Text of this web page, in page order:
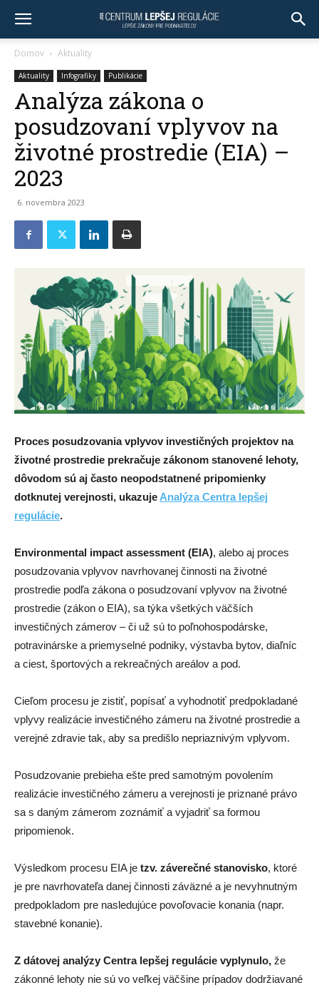
Domov Aktuality
Aktuality Infografiky Publikácie
Analýza zákona o
posudzovaní vplyvov na
životné prostredie (EIA) –
2023
6. novembra 2023
Proces posudzovania vplyvov investičných projektov na
životné prostredie prekračuje zákonom stanovené lehoty,
dôvodom sú aj často neopodstatnené pripomienky
dotknutej verejnosti, ukazuje Analýza Centra lepšej
regulácie.
Environmental impact assessment (EIA), alebo aj proces
posudzovania vplyvov navrhovanej činnosti na životné
prostredie podľa zákona o posudzovaní vplyvov na životné
prostredie (zákon o EIA), sa týka všetkých väčších
investičných zámerov – či už sú to poľnohospodárske,
potravinárske a priemyselné podniky, výstavba bytov, diaľníc
a ciest, športových a rekreačných areálov a pod.
Cieľom procesu je zistiť, popísať a vyhodnotiť predpokladané
vplyvy realizácie investičného zámeru na životné prostredie a
verejné zdravie tak, aby sa predišlo nepriaznivým vplyvom.
Posudzovanie prebieha ešte pred samotným povolením
realizácie investičného zámeru a verejnosti je priznané právo
sa s daným zámerom zoznámiť a vyjadriť sa formou
pripomienok.
Výsledkom procesu EIA je tzv. záverečné stanovisko, ktoré
je pre navrhovateľa danej činnosti záväzné a je nevyhnutným
predpokladom pre nasledujúce povoľovacie konania (napr.
stavebné konanie).
Z dátovej analýzy Centra lepšej regulácie vyplynulo, že
zákonné lehoty nie sú vo veľkej väčšine prípadov dodržiavané